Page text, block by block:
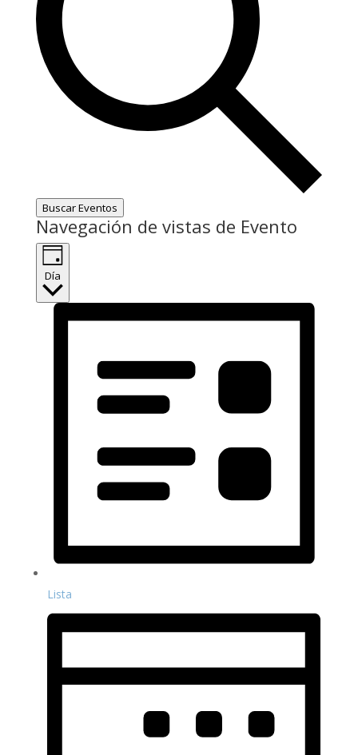
Buscar Eventos
Navegación de vistas de Evento
Día
Lista